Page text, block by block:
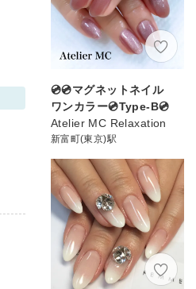
💿💿マグネットネイル
ワンカラー💿Type-B💿
Atelier MC Relaxation
新富町(東京)駅